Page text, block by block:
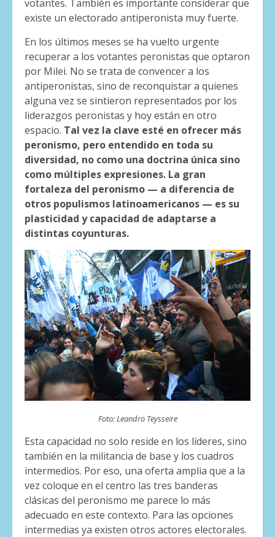
votantes. También es importante considerar que
existe un electorado antiperonista muy fuerte.
En los últimos meses se ha vuelto urgente
recuperar a los votantes peronistas que optaron
por Milei. No se trata de convencer a los
antiperonistas, sino de reconquistar a quienes
alguna vez se sintieron representados por los
liderazgos peronistas y hoy están en otro
espacio. Tal vez la clave esté en ofrecer más
peronismo, pero entendido en toda su
diversidad, no como una doctrina única sino
como múltiples expresiones. La gran
fortaleza del peronismo — a diferencia de
otros populismos latinoamericanos — es su
plasticidad y capacidad de adaptarse a
distintas coyunturas.
Foto: Leandro Teysseire
Esta capacidad no solo reside en los líderes, sino
también en la militancia de base y los cuadros
intermedios. Por eso, una oferta amplia que a la
vez coloque en el centro las tres banderas
clásicas del peronismo me parece lo más
adecuado en este contexto. Para las opciones
intermedias ya existen otros actores electorales.